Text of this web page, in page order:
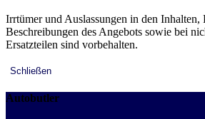
Irrtümer und Auslassungen in den Inhalten,
Beschreibungen des Angebots sowie bei
Ersatzteilen sind vorbehalten.
Schließen
Autobutler